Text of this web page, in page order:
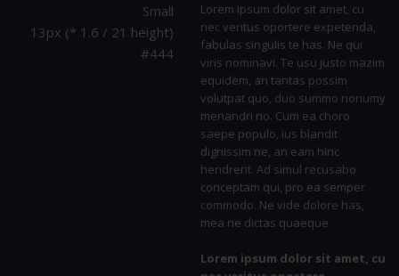
Small
13px (* 1.6 / 21 height)
#444
Lorem ipsum dolor sit amet, cu
nec veritus oportere expetenda,
fabulas singulis te has. Ne qui
viris nominavi. Te usu justo mazim
equidem, an tantas possim
volutpat quo, duo summo nonumy
menandri no. Cum ea choro
saepe populo, ius blandit
dignissim ne, an eam hinc
hendrerit. Ad simul recusabo
conceptam qui, pro ea semper
commodo. Ne vide dolore has,
mea ne dictas quaeque.
Lorem ipsum dolor sit amet, cu